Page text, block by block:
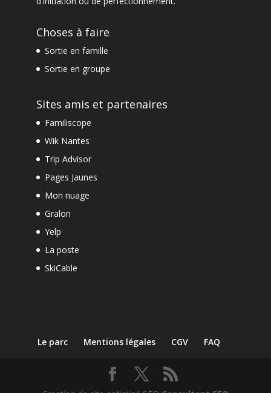
Choses à faire
Sortie en famille
Sortie en groupe
Sites amis et partenaires
Familiscope
Wik Nantes
Trip Advisor
Pages Jaunes
Mon nuage
Gralon
Yelp
La poste
SkiCable
Le parc Mentions légales CGV FAQ